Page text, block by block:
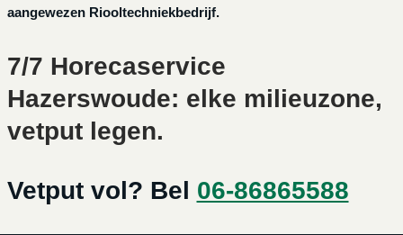
aangewezen Riooltechniekbedrijf.
7/7 Horecaservice
Hazerswoude: elke milieuzone,
vetput legen.
Vetput vol? Bel 06-86865588